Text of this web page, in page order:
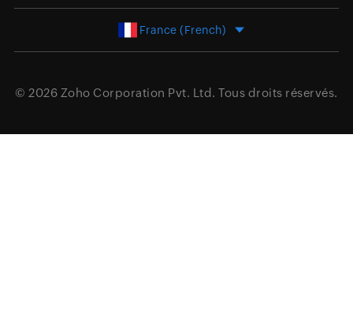
France (French)
© 2026 Zoho Corporation Pvt. Ltd. Tous droits réservés.